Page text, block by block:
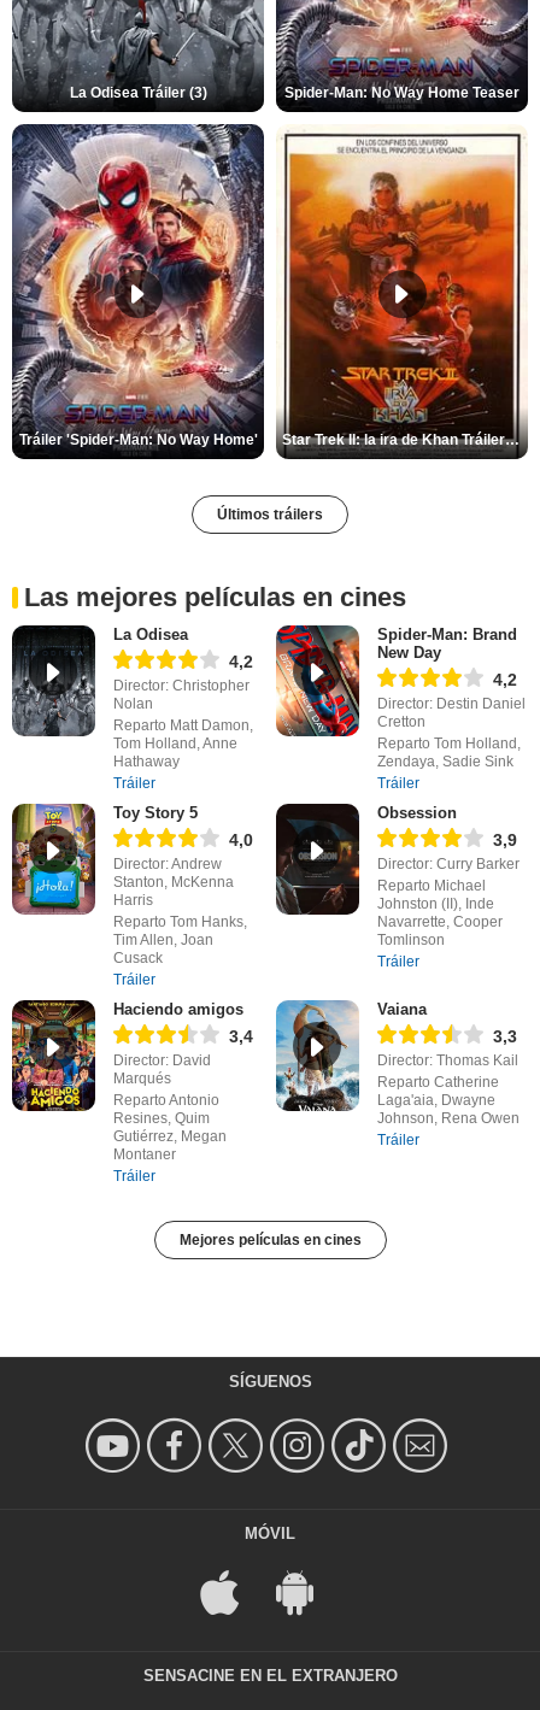
La Odisea Tráiler (3) Spider-Man: No Way Home Teaser
Tráiler 'Spider-Man: No Way Home' Star Trek II: la ira de Khan Tráiler VO
Últimos tráilers
Las mejores películas en cines
La Odisea
4,2
Director: Christopher
Nolan
Reparto Matt Damon,
Tom Holland, Anne
Hathaway
Tráiler
Spider-Man: Brand
New Day
4,2
Director: Destin Daniel
Cretton
Reparto Tom Holland,
Zendaya, Sadie Sink
Tráiler
Toy Story 5
4,0
Director: Andrew
Stanton, McKenna
Harris
Reparto Tom Hanks,
Tim Allen, Joan
Cusack
Tráiler
Obsession
3,9
Director: Curry Barker
Reparto Michael
Johnston (II), Inde
Navarrette, Cooper
Tomlinson
Tráiler
Haciendo amigos
3,4
Director: David
Marqués
Reparto Antonio
Resines, Quim
Gutiérrez, Megan
Montaner
Tráiler
Vaiana
3,3
Director: Thomas Kail
Reparto Catherine
Laga'aia, Dwayne
Johnson, Rena Owen
Tráiler
Mejores películas en cines
SÍGUENOS
MÓVIL
SENSACINE EN EL EXTRANJERO